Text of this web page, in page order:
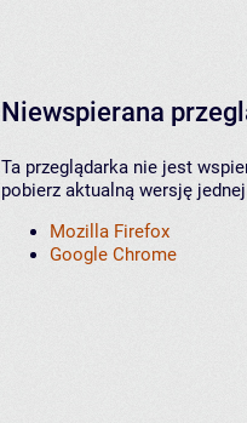
Niewspierana
Ta przeglądarka nie jest
pobierz aktualną wersję
Mozilla Firefox
Google Chrome